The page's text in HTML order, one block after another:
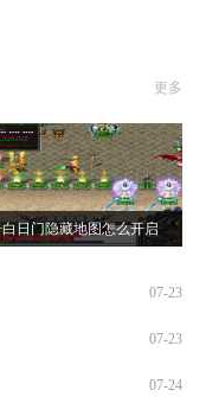
更多
日门隐藏地图怎么开启
07-23
07-23
07-24